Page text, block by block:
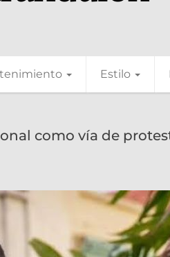
Estilo
como vía de